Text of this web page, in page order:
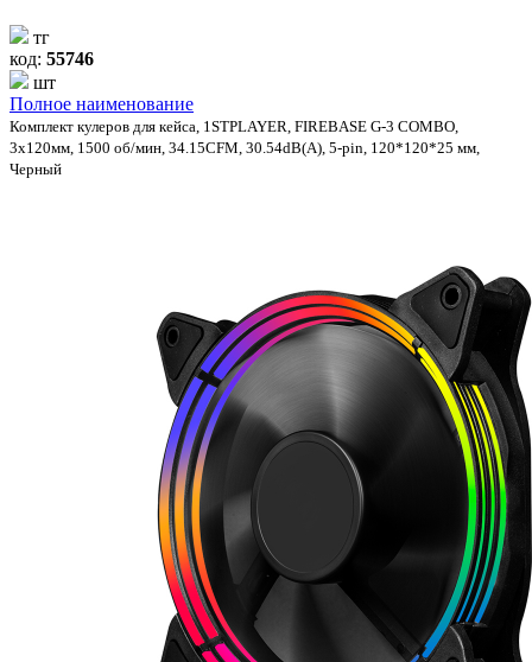
тг
код: 55746
шт
Полное наименование
Комплект кулеров для кейса, 1STPLAYER, FIREBASE G-3 COMBO,
3х120мм, 1500 об/мин, 34.15CFM, 30.54dB(A), 5-pin, 120*120*25 мм,
Черный